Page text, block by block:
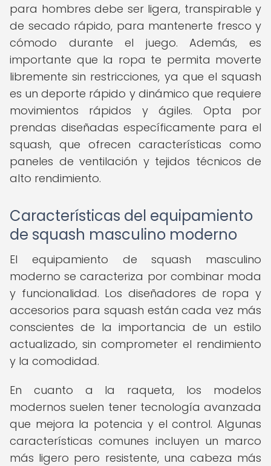
para hombres debe ser ligera, transpirable y
de secado rápido, para mantenerte fresco y
cómodo durante el juego. Además, es
importante que la ropa te permita moverte
libremente sin restricciones, ya que el squash
es un deporte rápido y dinámico que requiere
movimientos rápidos y ágiles. Opta por
prendas diseñadas específicamente para el
squash, que ofrecen características como
paneles de ventilación y tejidos técnicos de
alto rendimiento.
Características del equipamiento
de squash masculino moderno
El equipamiento de squash masculino
moderno se caracteriza por combinar moda
y funcionalidad. Los diseñadores de ropa y
accesorios para squash están cada vez más
conscientes de la importancia de un estilo
actualizado, sin comprometer el rendimiento
y la comodidad.
En cuanto a la raqueta, los modelos
modernos suelen tener tecnología avanzada
que mejora la potencia y el control. Algunas
características comunes incluyen un marco
más ligero pero resistente, una cabeza más